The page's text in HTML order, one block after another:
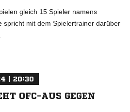
gleich 15 Spieler namens
spricht mit dem Spielertrainer darüber
| 20:30
OFC-AUS GEGEN